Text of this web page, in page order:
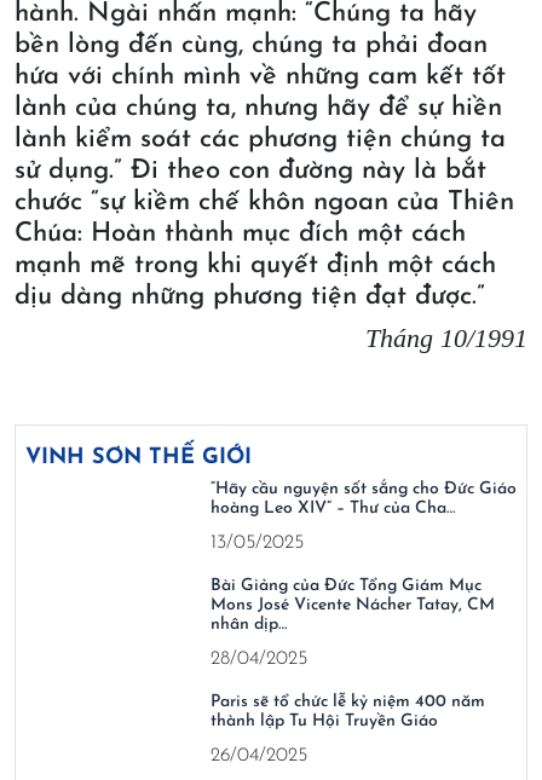
hành. Ngài nhấn mạnh: “Chúng ta hãy
bền lòng đến cùng, chúng ta phải đoan
hứa với chính mình về những cam kết tốt
lành của chúng ta, nhưng hãy để sự hiền
lành kiểm soát các phương tiện chúng ta
sử dụng.” Đi theo con đường này là bắt
chước “sự kiềm chế khôn ngoan của Thiên
Chúa: Hoàn thành mục đích một cách
mạnh mẽ trong khi quyết định một cách
dịu dàng những phương tiện đạt được.”
Tháng 10/1991
VINH SƠN THẾ GIỚI
“Hãy cầu nguyện sốt sắng cho Đức Giáo
hoàng Leo XIV” – Thư của Cha…
13/05/2025
Bài Giảng của Đức Tổng Giám Mục
Mons José Vicente Nácher Tatay, CM
nhân dịp…
28/04/2025
Paris sẽ tổ chức lễ kỷ niệm 400 năm
thành lập Tu Hội Truyền Giáo
26/04/2025